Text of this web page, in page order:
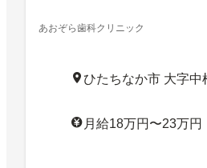
あおぞら歯科クリニック
ひたちなか市 大字中
月給18万円〜23万円